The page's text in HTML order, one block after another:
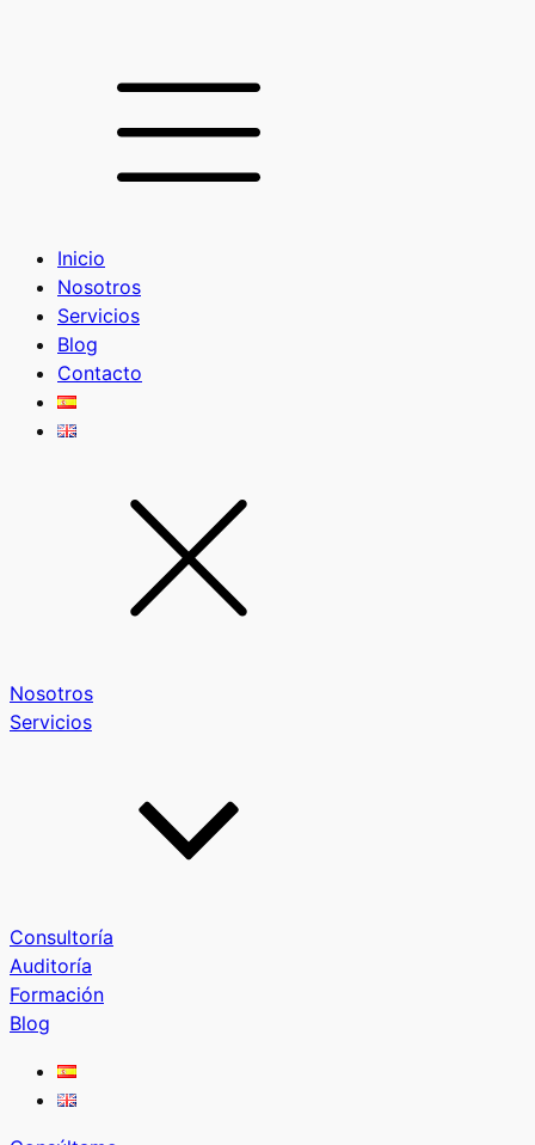
Inicio
Nosotros
Servicios
Blog
Contacto
Nosotros
Servicios
Consultoría
Auditoría
Formación
Blog